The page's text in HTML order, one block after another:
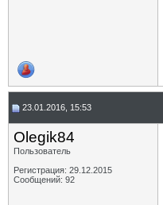
23.01.2016, 15:53
Olegik84
Пользователь
Регистрация: 29.12.2015
Сообщений: 92